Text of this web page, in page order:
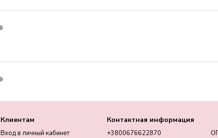
Клиентам
Вход в личный кабинет
Контактная информация
+3800676622870